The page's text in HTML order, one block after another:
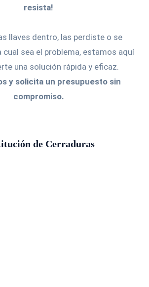
resista!
llaves dentro, las perdiste o se
cual sea el problema, estamos aquí
una solución rápida y eficaz.
y solicita un presupuesto sin
compromiso.
de Cerraduras